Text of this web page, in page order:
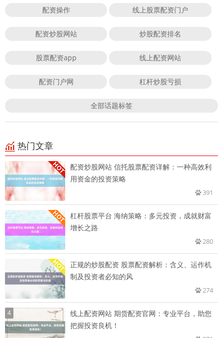
配资操作 线上股票配资门户
配资炒股网站 炒股配资排名
股票配资app 线上配资网站
配资门户网 杠杆炒股亏损
全部话题标签
热门文章
配资炒股网站 信托股票配资详解：一种高效利
用资金的投资策略
391
杠杆股票平台 海纳策略：多元投资，成就财富
增长之路
280
正规的炒股配资 股票配资解析：含义、运作机
制及投资者必知的风
274
4
线上配资网站 期货配资官网：专业平台，助您
把握投资良机！